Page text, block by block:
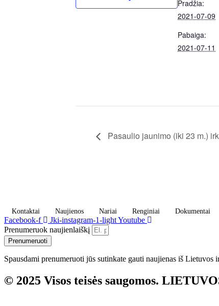
Pradžia:
2021-07-09
Pabaiga:
2021-07-11
Pasaulio jaunimo (iki 23 m.)
Kontaktai Naujienos Nariai Renginiai Dokumentai
Facebook-f Jki-instagram-1-lightYoutube
Prenumeruok naujienlaiškį
Prenumeruoti
Spausdami prenumeruoti jūs sutinkate gauti naujienas iš Lietuvos
© 2025 Visos teisės saugomos.